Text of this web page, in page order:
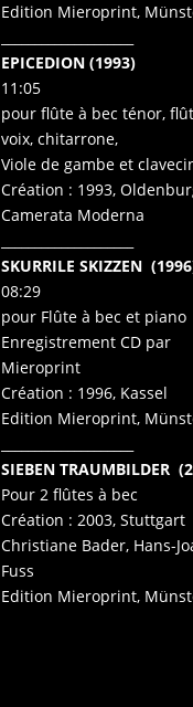
Edition Mieroprint,
EPICEDION (1993)
11:05
pour flûte à bec ténor,
voix, chitarrone,
Viole de gambe et
Création : 1993,
Camerata Moderna
SKURRILE SKIZZEN
08:29
pour Flûte à bec et piano
Enregistrement CD par
Mieroprint
Création : 1996, Kassel
Edition Mieroprint,
SIEBEN TRAUMBILDER
Pour 2 flûtes à bec
Création : 2003, Stuttgart
Christiane Bader, Hans-
Fuss
Edition Mieroprint,